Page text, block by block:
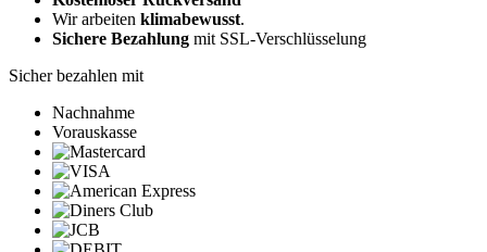
Wir arbeiten klimabewusst.
Sichere Bezahlung mit SSL-Verschlüsselung
Sicher bezahlen mit
Nachnahme
Vorauskasse